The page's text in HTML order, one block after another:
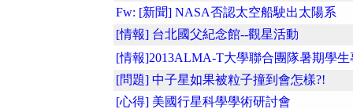
Fw: [新聞] NASA否認太空船駛出太陽系
[情報] 台北國父紀念館--觀星活動
[情報]2013ALMA-T大學聯合團隊暑期學
[問題] 中子星如果被粒子撞到會怎樣?!
[心得] 美國行星科學學術研討會